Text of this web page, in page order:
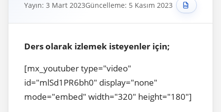
Yayın: 3 Mart 2023Güncelleme: 5 Kasım 2023
Ders olarak izlemek isteyenler için;
[mx_youtuber type="video"
id="mlSd1PR6bh0" display="none"
mode="embed" width="320" height="180"]